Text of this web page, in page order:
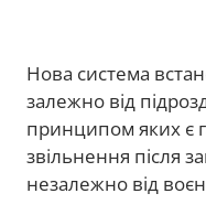
Нова система
залежно від
принципом яких є
звільнення після
незалежно від